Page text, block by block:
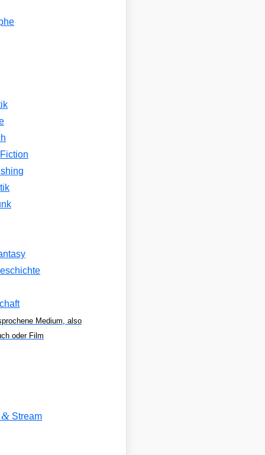
Medium, also
oder Film
& Stream